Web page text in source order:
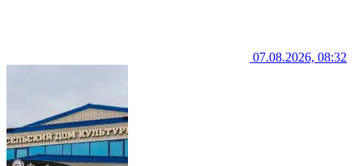
07.08.2026, 08:32